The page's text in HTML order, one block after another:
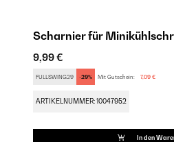
Scharnier für
9,99 €
FULLSWING29 -29% Mit Gutschein: 7,09 €
ARTIKELNUMMER: 10047952
In den